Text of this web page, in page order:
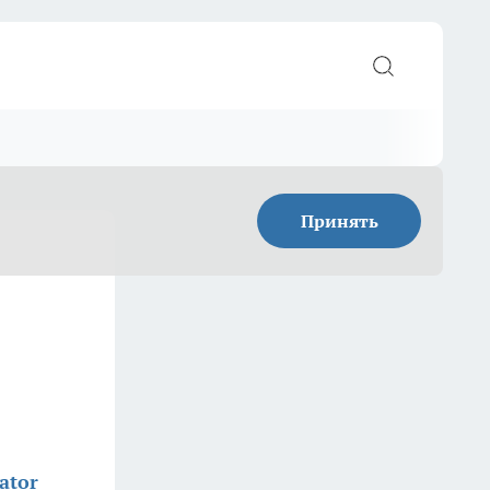
Принять